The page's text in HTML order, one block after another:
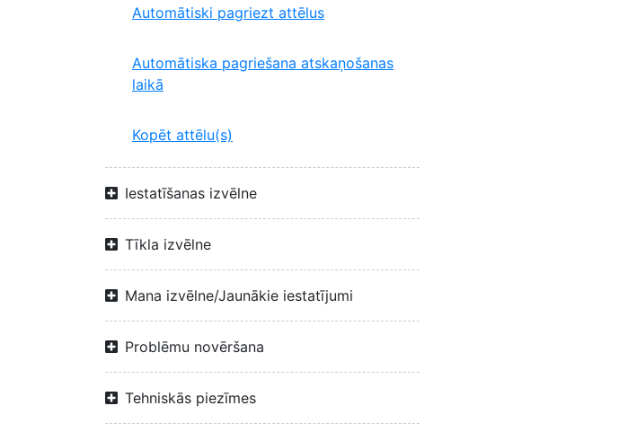
Automātiski pagriezt attēlus
Automātiska pagriešana atskaņošanas
laikā
Kopēt attēlu(s)
Iestatīšanas izvēlne
Tīkla izvēlne
Mana izvēlne/Jaunākie iestatījumi
Problēmu novēršana
Tehniskās piezīmes